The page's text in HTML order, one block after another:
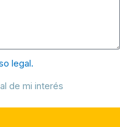
legal.
de mi interés